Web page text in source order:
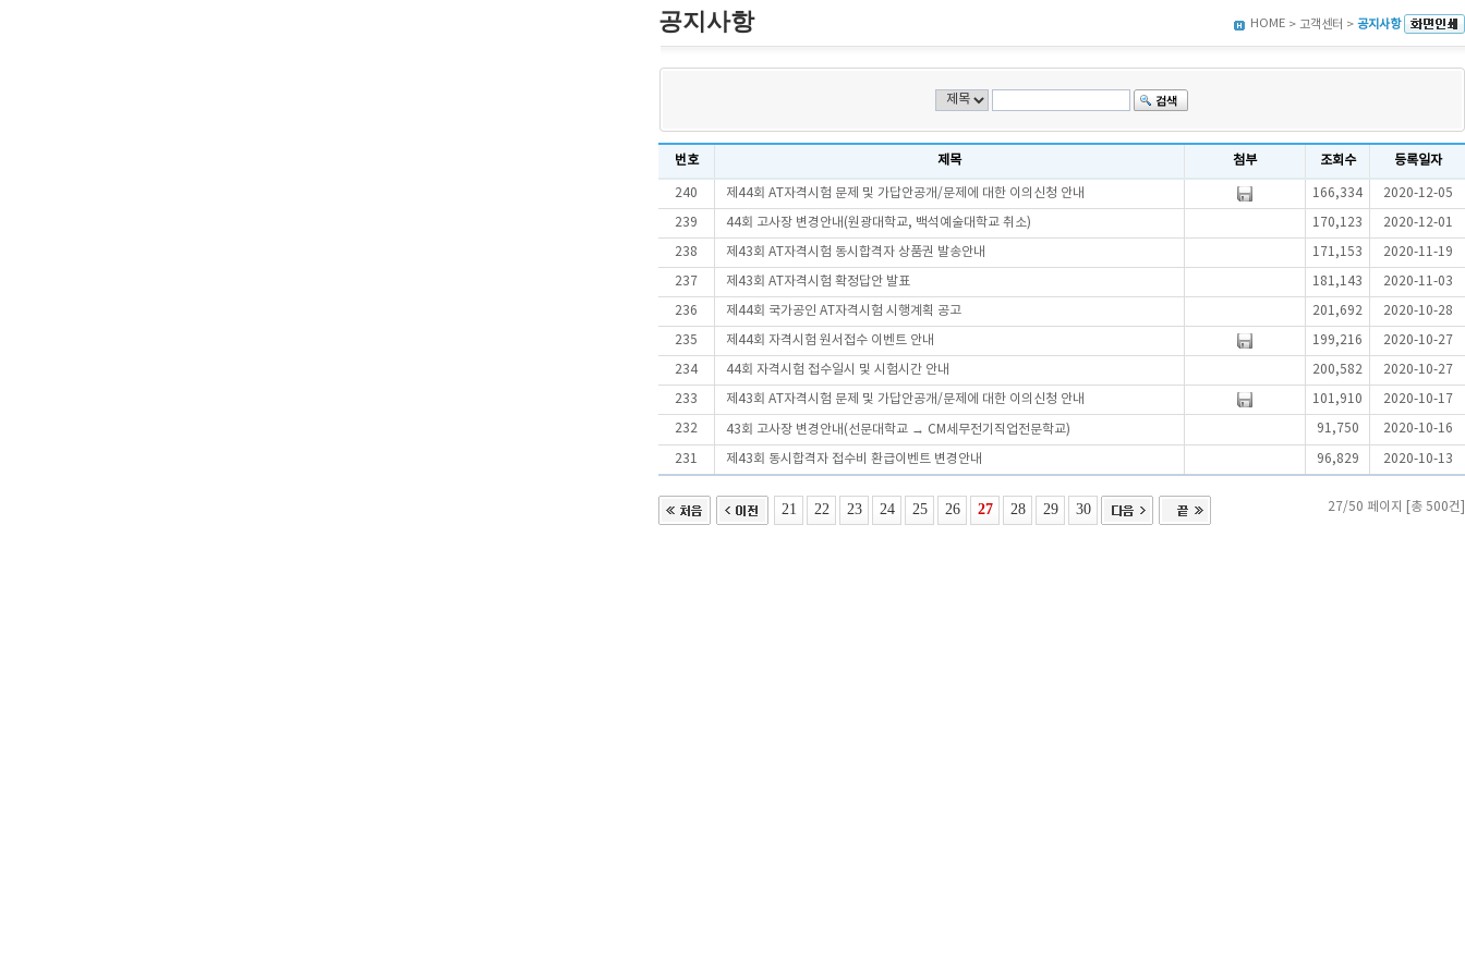
공지사항 HOME > 고객센터 > 공지사항
번호 제목 첨부 조회수 등록일자
240 제44회 AT자격시험 문제 및 가답안공개/문제에 대한 이의신청 안내 166,334 2020-12-05
239 44회 고사장 변경안내(원광대학교, 백석예술대학교 취소) 170,123 2020-12-01
238 제43회 AT자격시험 동시합격자 상품권 발송안내 171,153 2020-11-19
237 제43회 AT자격시험 확정답안 발표 181,143 2020-11-03
236 제44회 국가공인 AT자격시험 시행계획 공고 201,692 2020-10-28
235 제44회 자격시험 원서접수 이벤트 안내 199,216 2020-10-27
234 44회 자격시험 접수일시 및 시험시간 안내 200,582 2020-10-27
233 제43회 AT자격시험 문제 및 가답안공개/문제에 대한 이의신청 안내 101,910 2020-10-17
232 43회 고사장 변경안내(선문대학교 → CM세무전기직업전문학교) 91,750 2020-10-16
231 제43회 동시합격자 접수비 환급이벤트 변경안내 96,829 2020-10-13
21 22 23 24 25 26 27 28 29 30 27/50 페이지 [총 500건]